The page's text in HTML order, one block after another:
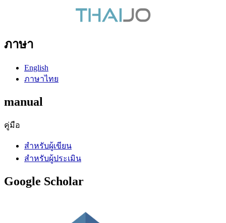
ภาษา
English
ภาษาไทย
manual
คู่มือ
สำหรับผู้เขียน
สำหรับผู้ประเมิน
Google Scholar